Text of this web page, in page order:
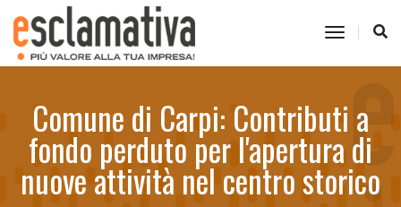
toggle
Comune di Carpi: Contributi a
fondo perduto per l'apertura di
nuove attività nel centro storico